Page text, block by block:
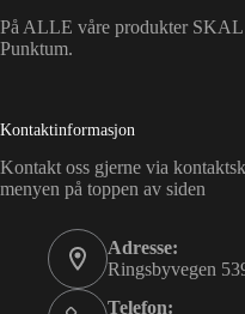
På ALLE våre produkter
Punktum.
Kontaktinformasjon
Kontakt oss gjerne via
menyen på toppen av siden
Adresse:
Ringsbyvegen
Telefon: